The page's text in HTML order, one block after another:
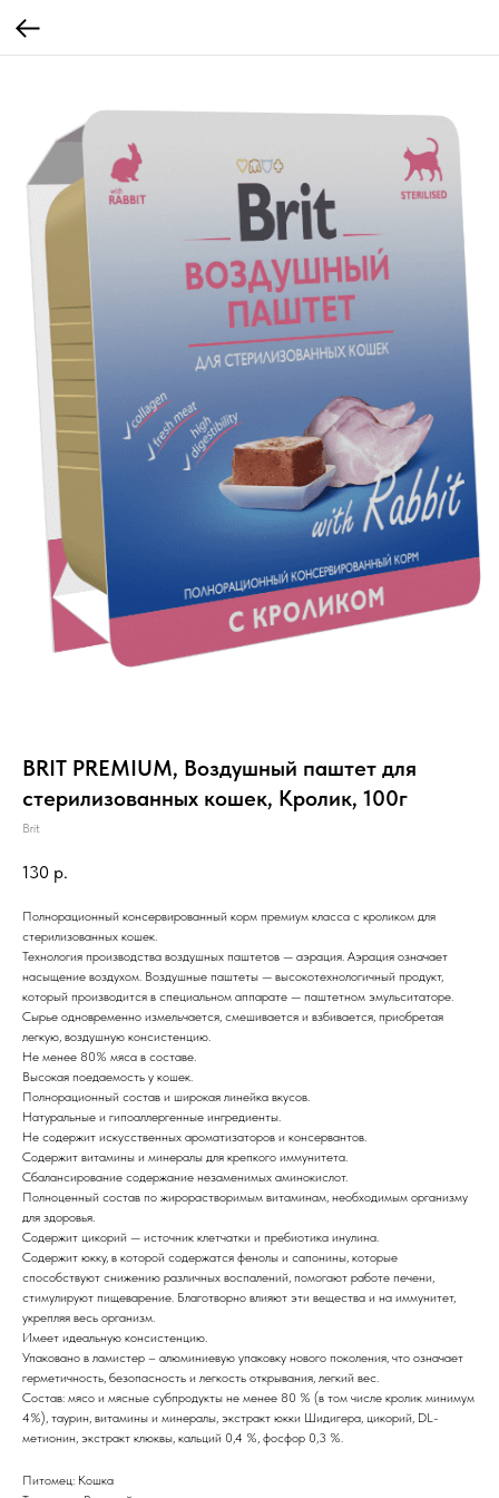
BRIT PREMIUM, Воздушный паштет для
стерилизованных кошек, Кролик, 100г
Brit
130 р.
Полнорационный консервированный корм премиум класса с кроликом для
стерилизованных кошек.
Технология производства воздушных паштетов — аэрация. Аэрация означает
насыщение воздухом. Воздушные паштеты — высокотехнологичный продукт,
который производится в специальном аппарате — паштетном эмульситаторе.
Сырье одновременно измельчается, смешивается и взбивается, приоб­ретая
легкую, воздушную консистенцию.
Не менее 80% мяса в составе.
Высокая поедаемость у кошек.
Полнорационный состав и широкая линейка вкусов.
Натуральные и гипоаллергенные ингредиенты.
Не содержит искусственных ароматизаторов и консервантов.
Содержит витамины и минералы для крепкого иммунитета.
Сбалансирование содержание незаменимых аминокислот.
Полноценный состав по жирорастворимым витаминам, необходимым организму
для здоровья.
Содержит цикорий — источник клетчатки и пребиотика инулина.
Содержит юкку, в которой содержатся фенолы и сапонины, которые
способствуют снижению различных воспалений, помогают работе печени,
стимулируют пищеварение. Благотворно влияют эти веще­ства и на иммунитет,
укрепляя весь организм.
Имеет идеальную консистенцию.
Упаковано в ламистер – алюминиевую упаковку нового поколения, что означает
герметичность, безопасность и легкость открывания, легкий вес.
Состав: мясо и мясные субпродукты не менее 80 % (в том числе кролик минимум
4%), таурин, витамины и минералы, экстракт юкки Шидигера, цикорий, DL-
метионин, экстракт клюквы, кальций 0,4 %, фосфор 0,3 %.
Питомец: Кошка